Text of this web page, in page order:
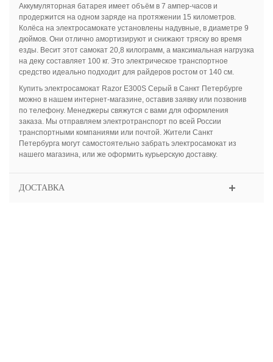
Аккумуляторная батарея имеет объём в 7 ампер-часов и
продержится на одном заряде на протяжении 15 километров.
Колёса на электросамокате установлены надувные, в диаметре 9
дюймов. Они отлично амортизируют и снижают тряску во время
езды. Весит этот самокат 20,8 килограмм, а максимальная нагрузка
на деку составляет 100 кг. Это электрическое транспортное
средство идеально подходит для райдеров ростом от 140 см.
Купить электросамокат Razor E300S Серый в Санкт Петербурге
можно в нашем интернет-магазине, оставив заявку или позвонив
по телефону. Менеджеры свяжутся с вами для оформления
заказа. Мы отправляем электротранспорт по всей России
транспортными компаниями или почтой. Жители Санкт
Петербурга могут самостоятельно забрать электросамокат из
нашего магазина, или же оформить курьерскую доставку.
ДОСТАВКА